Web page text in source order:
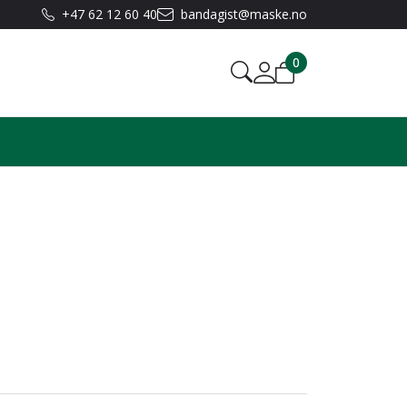
+47 62 12 60 40 bandagist@maske.no
0